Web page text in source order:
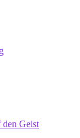
Geist